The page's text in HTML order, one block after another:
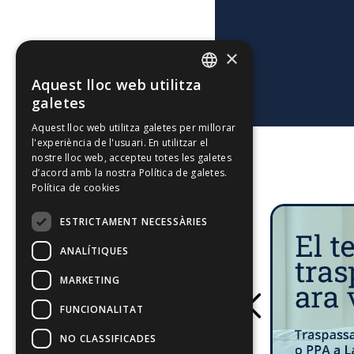
ENGLISH
×
Aquest lloc web utilitza
galetes
Aquest lloc web utilitza galetes per millorar
l'experiència de l'usuari. En utilitzar el
nostre lloc web, accepteu totes les galetes
d’acord amb la nostra Política de galetes.
Política de cookies
ESTRICTAMENT NECESSÀRIES
ANALÍTIQUES
MARKETING
FUNCIONALITAT
NO CLASSIFICADES